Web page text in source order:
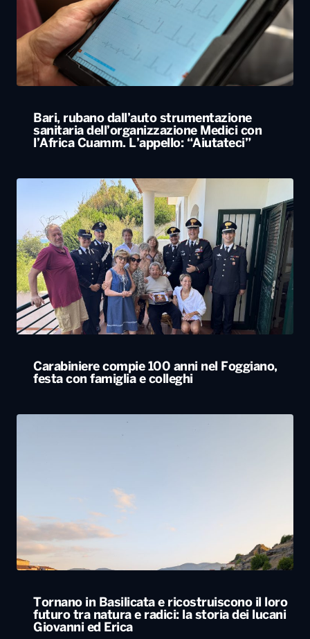
Bari, rubano dall’auto strumentazione
sanitaria dell’organizzazione Medici con
l’Africa Cuamm. L’appello: “Aiutateci”
Carabiniere compie 100 anni nel Foggiano,
festa con famiglia e colleghi
Tornano in Basilicata e ricostruiscono il loro
futuro tra natura e radici: la storia dei lucani
Giovanni ed Erica